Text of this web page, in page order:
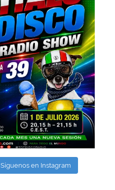
Síguenos en Instagram